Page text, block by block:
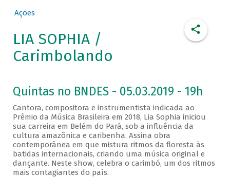
Ações
LIA SOPHIA /
Carimbolando
Quintas no BNDES - 05.03.2019 - 19h
Cantora, compositora e instrumentista indicada ao
Prêmio da Música Brasileira em 2018, Lia Sophia iniciou
sua carreira em Belém do Pará, sob a influência da
cultura amazônica e caribenha. Assina obra
contemporânea em que mistura ritmos da floresta às
batidas internacionais, criando uma música original e
dançante. Neste show, celebra o carimbó, um dos ritmos
mais contagiantes do país.